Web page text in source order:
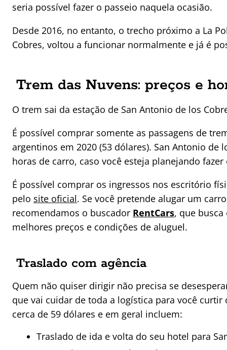
seria possível fazer o passeio naquela ocasião.
Desde 2016, no entanto, o trecho próximo a La
Cobres, voltou a funcionar normalmente e já é
Trem das Nuvens: preços e
O trem sai da estação de San Antonio de los
É possível comprar somente as passagens de
argentinos em 2020 (53 dólares). San Antonio
horas de carro, caso você esteja planejando
É possível comprar os ingressos nos escritório
pelo site oficial. Se você pretende alugar um
recomendamos o buscador RentCars, que
melhores preços e condições de aluguel.
Traslado com agência
Quem não quiser dirigir não precisa se
que vai cuidar de toda a logística para você
cerca de 59 dólares e em geral incluem:
Traslado de ida e volta do seu hotel para